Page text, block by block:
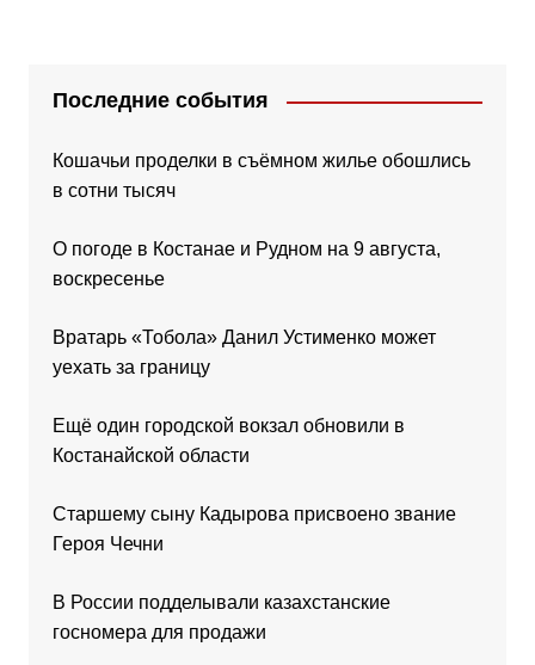
Последние события
Кошачьи проделки в съёмном жилье обошлись
в сотни тысяч
О погоде в Костанае и Рудном на 9 августа,
воскресенье
Вратарь «Тобола» Данил Устименко может
уехать за границу
Ещё один городской вокзал обновили в
Костанайской области
Старшему сыну Кадырова присвоено звание
Героя Чечни
В России подделывали казахстанские
госномера для продажи